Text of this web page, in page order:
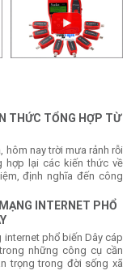
THỨC TỔNG HỢP TỪ
hôm nay trời mưa rảnh rỗi
hợp lại các kiến thức về
định nghĩa đến công
INTERNET PHỔ
phổ biến Dây cáp
những công cụ cần
trọng trong đời sống xã